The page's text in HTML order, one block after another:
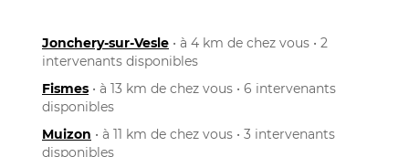
Jonchery-sur-Vesle • à 4 km de chez vous • 2
intervenants disponibles
Fismes • à 13 km de chez vous • 6 intervenants
disponibles
Muizon • à 11 km de chez vous • 3 intervenants
disponibles